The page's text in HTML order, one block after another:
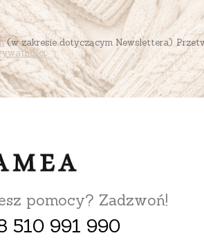
(w zakresie dotyczącym Newslettera).
.
pomocy? Zadzwoń!
510 991 990